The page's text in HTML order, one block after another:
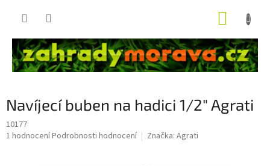
Navíjecí buben na hadici 1/2" Agrati
10177
Průměrné
1 hodnoceníPodrobnosti hodnocení Značka: Agrati